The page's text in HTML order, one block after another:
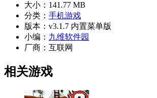
大小： 141.77 MB
分类： 手机游戏
版本： v3.1.7 内置菜单版
小编： 九维软件园
厂商： 互联网
相关游戏